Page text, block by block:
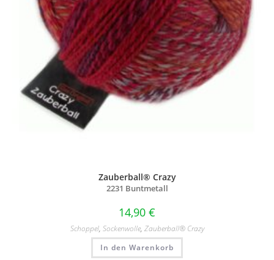
Zauberball® Crazy
2231 Buntmetall
14,90 €
Schoppel, Sockenwolle, Zauberball® Crazy
In den Warenkorb